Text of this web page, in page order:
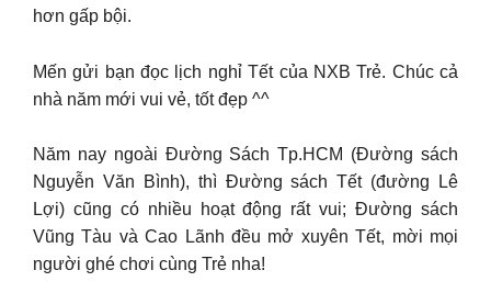
hơn gấp bội.
Mến gửi bạn đọc lịch nghỉ Tết của NXB Trẻ. Chúc cả
nhà năm mới vui vẻ, tốt đẹp ^^
Năm nay ngoài Đường Sách Tp.HCM (Đường sách
Nguyễn Văn Bình), thì Đường sách Tết (đường Lê
Lợi) cũng có nhiều hoạt động rất vui; Đường sách
Vũng Tàu và Cao Lãnh đều mở xuyên Tết, mời mọi
người ghé chơi cùng Trẻ nha!